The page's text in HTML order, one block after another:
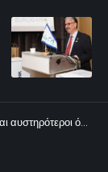
όροι για τη χορήγηση επιδοτήσεων.